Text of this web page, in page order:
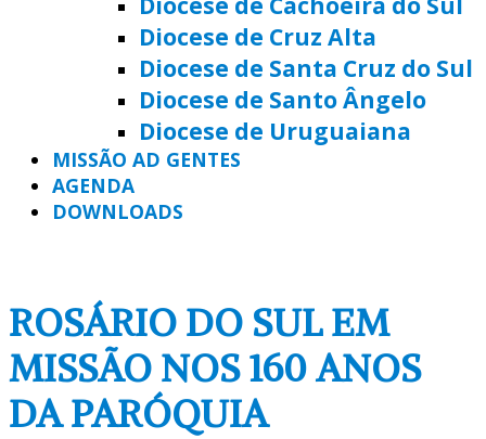
Diocese de Cruz Alta
Diocese de Santa Cruz do Sul
Diocese de Santo Ângelo
Diocese de Uruguaiana
MISSÃO AD GENTES
AGENDA
DOWNLOADS
ROSÁRIO DO SUL EM
MISSÃO NOS 160 ANOS
DA PARÓQUIA